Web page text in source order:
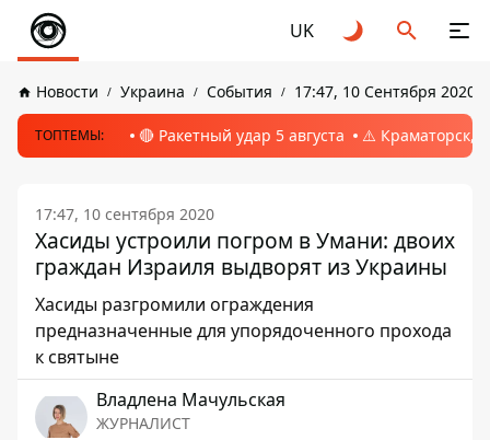
UK
Новости Украина События 17:47, 10 Сентября 2020
ТОПТЕМЫ: 🔴 Ракетный удар 5 августа ⚠️ Краматорск,
17:47, 10 сентября 2020
Хасиды устроили погром в Умани: двоих
граждан Израиля выдворят из Украины
Хасиды разгромили ограждения
предназначенные для упорядоченного прохода
к святыне
Владлена Мачульская
ЖУРНАЛИСТ